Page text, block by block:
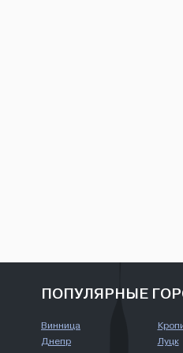
ПОПУЛЯРНЫЕ
Винница
Днепр
Луцк